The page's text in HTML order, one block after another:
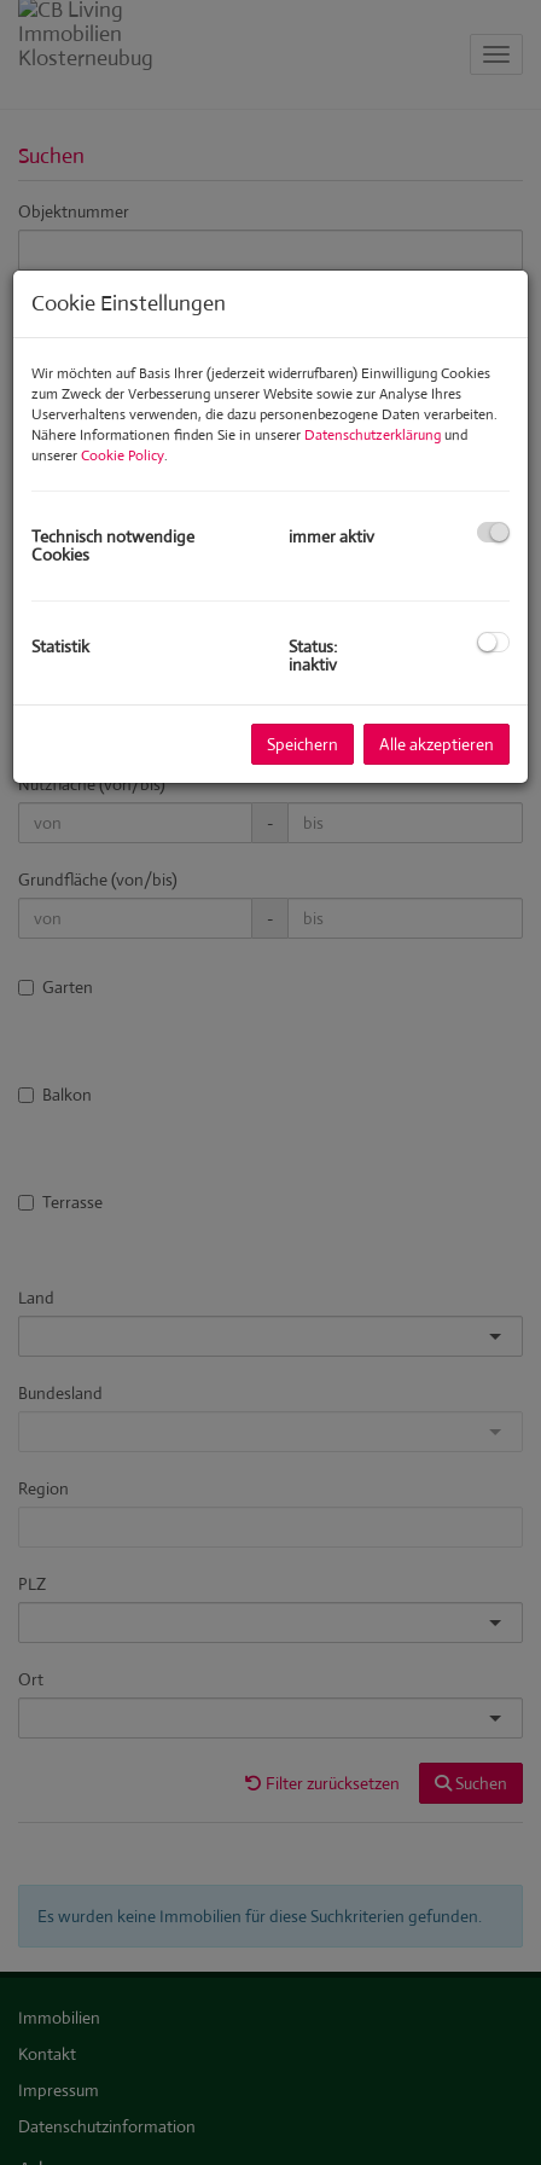
Suchen
Objektnummer
Vermarktungsart
Alle
Miete Kauf
Objektart
-
Nutzfläche (von/bis)
-
Grundfläche (von/bis)
-
Garten
Balkon
Terrasse
Land
Bundesland
Region
PLZ
Ort
Filter zurücksetzen Suchen
Es wurden keine Immobilien für diese Suchkriterien gefunden.
Immobilien
Kontakt
Impressum
Datenschutzinformation
Cookie Einstellungen
Wir möchten auf Basis Ihrer (jederzeit widerrufbaren) Einwilligung Cookies
zum Zweck der Verbesserung unserer Website sowie zur Analyse Ihres
Userverhaltens verwenden, die dazu personenbezogene Daten verarbeiten.
Nähere Informationen finden Sie in unserer Datenschutzerklärungund
unsererCookie Policy.
Technisch notwendige
Cookies
immer aktiv
Statistik
Status:
inaktiv
Speichern Alle akzeptieren